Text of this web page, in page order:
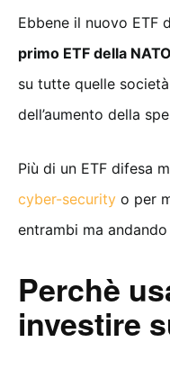
Ebbene il nuovo ETF
primo ETF della NATO
su tutte quelle
dell’aumento della
Più di un ETF difesa
cyber-security o per
entrambi ma
Perchè
investire